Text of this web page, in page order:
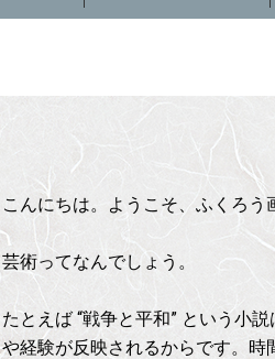
こんにちは。ようこそ、ふくろう
芸術ってなんでしょう。
たとえば “戦争と平和” という小
や経験が反映されるからです。時